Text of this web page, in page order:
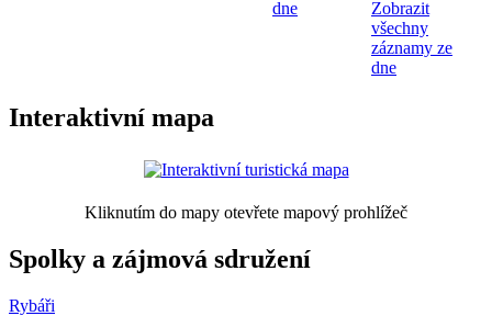
dne
Zobrazit
všechny
záznamy ze
dne
Interaktivní mapa
Kliknutím do mapy otevřete mapový prohlížeč
Spolky a zájmová sdružení
Rybáři